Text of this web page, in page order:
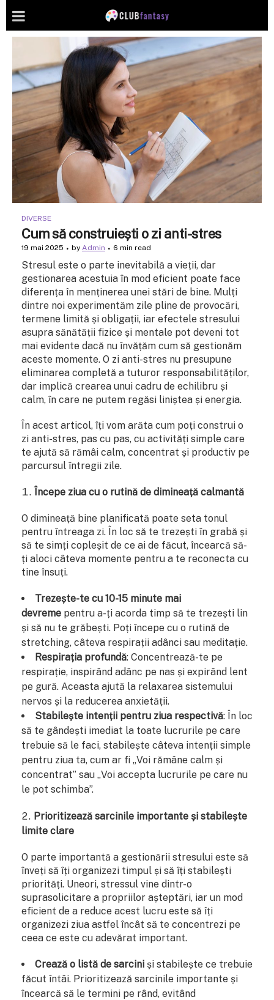
DIVERSE
Cum să construiești o zi anti-stres
19 mai 2025 by Admin 6 min read
Stresul este o parte inevitabilă a vieții, dar
gestionarea acestuia în mod eficient poate face
diferența în menținerea unei stări de bine. Mulți
dintre noi experimentăm zile pline de provocări,
termene limită și obligații, iar efectele stresului
asupra sănătății fizice și mentale pot deveni tot
mai evidente dacă nu învățăm cum să gestionăm
aceste momente. O zi anti-stres nu presupune
eliminarea completă a tuturor responsabilităților,
dar implică crearea unui cadru de echilibru și
calm, în care ne putem regăsi liniștea și energia.
În acest articol, îți vom arăta cum poți construi o
zi anti-stres, pas cu pas, cu activități simple care
te ajută să rămâi calm, concentrat și productiv pe
parcursul întregii zile.
Începe ziua cu o rutină de dimineață calmantă
O dimineață bine planificată poate seta tonul
pentru întreaga zi. În loc să te trezești în grabă și
să te simți copleșit de ce ai de făcut, încearcă să-
ți aloci câteva momente pentru a te reconecta cu
tine însuți.
Trezește-te cu 10-15 minute mai
devreme pentru a-ți acorda timp să te trezești lin
și să nu te grăbești. Poți începe cu o rutină de
stretching, câteva respirații adânci sau meditație.
Respirația profundă: Concentrează-te pe
respirație, inspirând adânc pe nas și expirând lent
pe gură. Aceasta ajută la relaxarea sistemului
nervos și la reducerea anxietății.
Stabilește intenții pentru ziua respectivă: În loc
să te gândești imediat la toate lucrurile pe care
trebuie să le faci, stabilește câteva intenții simple
pentru ziua ta, cum ar fi „Voi rămâne calm și
concentrat” sau „Voi accepta lucrurile pe care nu
le pot schimba”.
Prioritizează sarcinile importante și stabilește
limite clare
O parte importantă a gestionării stresului este să
înveți să îți organizezi timpul și să îți stabilești
priorități. Uneori, stressul vine dintr-o
suprasolicitare a propriilor așteptări, iar un mod
eficient de a reduce acest lucru este să îți
organizezi ziua astfel încât să te concentrezi pe
ceea ce este cu adevărat important.
Crează o listă de sarcini și stabilește ce trebuie
făcut întâi. Prioritizează sarcinile importante și
încearcă să le termini pe rând, evitând